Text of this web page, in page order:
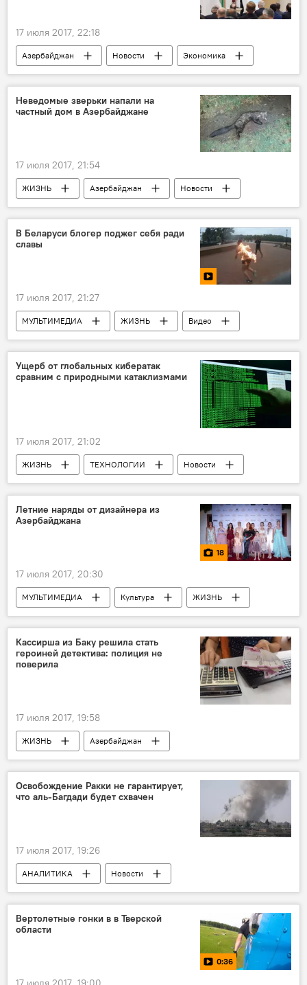
17 июля 2017, 22:18
Азербайджан Новости
Экономика
Латвия
Ильхам Алиев
Раймондс Вейонис
бизнес-форум
предприниматели
выступление
Неведомые зверьки напали на
частный дом в Азербайджане
17 июля 2017, 21:54
ЖИЗНЬ Азербайджан
Новости
Агдамский район
нападение
грызуны
В Беларуси блогер поджег себя ради
славы
17 июля 2017, 21:27
МУЛЬТИМЕДИА ЖИЗНЬ
Видео
Новости
Минск блогер
Ущерб от глобальных кибератак
сравним с природными катаклизмами
17 июля 2017, 21:02
ЖИЗНЬ ТЕХНОЛОГИИ
Новости
кибератаки
Ущерб
потери
Хакеры
Летние наряды от дизайнера из
Азербайджана
18
17 июля 2017, 20:30
МУЛЬТИМЕДИА Культура
ЖИЗНЬ
Фото
Новости
Гюлюм Асадуллаева
Любовь Гуторова-Пойраз
Азербайджан
Кассирша из Баку решила стать
героиней детектива: полиция не
поверила
17 июля 2017, 19:58
ЖИЗНЬ
Азербайджан
Происшествия
Новости
МВД АР
ООО KDV Azerbaycan
полиция
деньги
подельник
Освобождение Ракки не гарантирует,
что аль-Багдади будет схвачен
17 июля 2017, 19:26
АНАЛИТИКА
Новости
Новости мира
Турция
Ливия
Абу Бакр аль-Багдади
Вертолетные гонки в в Тверской
области
0:36